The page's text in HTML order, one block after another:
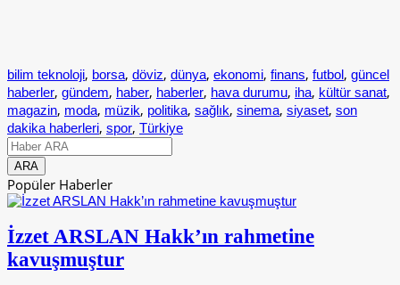
bilim teknoloji, borsa, döviz, dünya, ekonomi, finans, futbol, güncel
haberler, gündem, haber, haberler, hava durumu, iha, kültür sanat,
magazin, moda, müzik, politika, sağlık, sinema, siyaset, son
dakika haberleri, spor, Türkiye
Popüler Haberler
İzzet ARSLAN Hakk’ın rahmetine
kavuşmuştur